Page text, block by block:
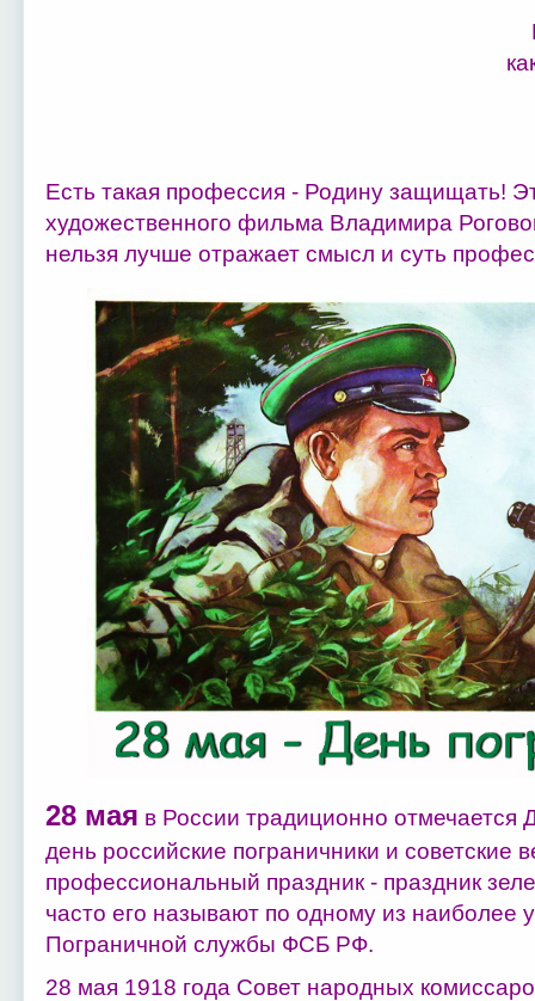
Есть такая профессия - Родину защищать!
художественного фильма Владимира
нельзя лучше отражает смысл и суть
28 мая в России традиционно отмечается
день российские пограничники и
профессиональный праздник - праздник
часто его называют по одному из наиболее
Пограничной службы ФСБ РФ.
28 мая 1918 года Совет народных